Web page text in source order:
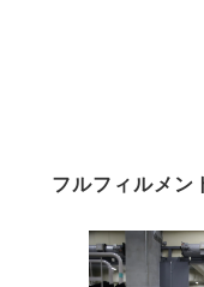
フルフィルメン